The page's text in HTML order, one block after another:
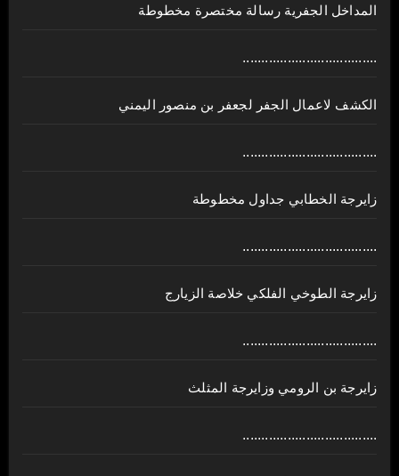
المداخل الجفرية رسالة مختصرة مخطوطة
....................................
الكشف لاعمال الجفر لجعفر بن منصور اليمني
....................................
زايرجة الخطابي جداول مخطوطة
....................................
زايرجة الطوخي الفلكي خلاصة الزيارج
....................................
زايرجة بن الرومي وزايرجة المثلث
....................................